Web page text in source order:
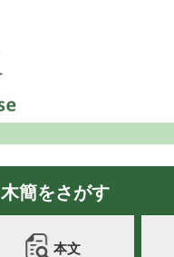
木簡をさがす
本文